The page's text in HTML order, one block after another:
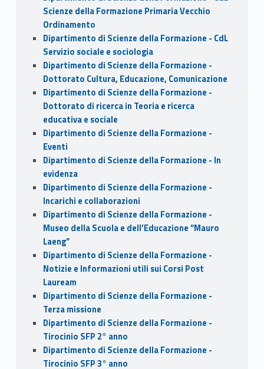
Scienze della Formazione Primaria Vecchio
Ordinamento
Dipartimento di Scienze della Formazione - CdL
Servizio sociale e sociologia
Dipartimento di Scienze della Formazione -
Dottorato Cultura, Educazione, Comunicazione
Dipartimento di Scienze della Formazione -
Dottorato di ricerca in Teoria e ricerca
educativa e sociale
Dipartimento di Scienze della Formazione -
Eventi
Dipartimento di Scienze della Formazione - In
evidenza
Dipartimento di Scienze della Formazione -
Incarichi e collaborazioni
Dipartimento di Scienze della Formazione -
Museo della Scuola e dell’Educazione “Mauro
Laeng”
Dipartimento di Scienze della Formazione -
Notizie e Informazioni utili sui Corsi Post
Lauream
Dipartimento di Scienze della Formazione -
Terza missione
Dipartimento di Scienze della Formazione -
Tirocinio SFP 2° anno
Dipartimento di Scienze della Formazione -
Tirocinio SFP 3° anno